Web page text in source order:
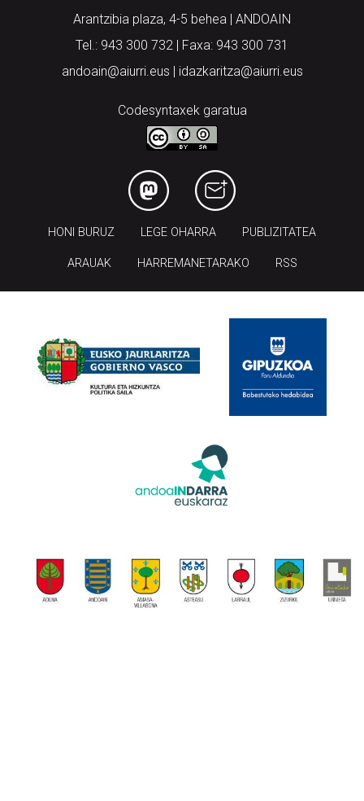
Arantzibia plaza, 4-5 behea | ANDOAIN
Tel.: 943 300 732 | Faxa: 943 300 731
andoain@aiurri.eus | idazkaritza@aiurri.eus
Codesyntaxek garatua
HONI BURUZ LEGE OHARRA PUBLIZITATEA
ARAUAK HARREMANETARAKO RSS